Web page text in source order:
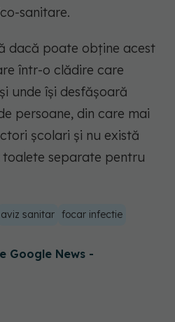
sanitare.
dacă poate obține acest
într-o clădire care
unde își desfășoară
persoane, din care mai
școlari şi nu există
toalete separate pentru
aviz sanitar focar infectie
Google News -